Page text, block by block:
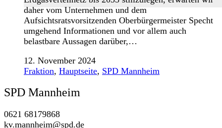
daher vom Unternehmen und dem
Aufsichtsratsvorsitzenden Oberbürgermeister Specht
umgehend Informationen und vor allem auch
belastbare Aussagen darüber,…
12. November 2024
Fraktion, Hauptseite, SPD Mannheim
SPD Mannheim
0621 68179868
kv.mannheim@spd.de